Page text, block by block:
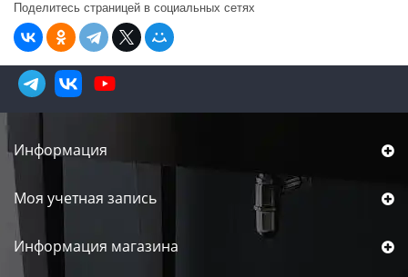
Поделитесь страницей в социальных сетях
Информация
Моя учетная запись
Информация магазина